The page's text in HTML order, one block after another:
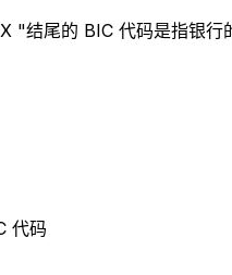
"结尾的 BIC 代码是指银行
代码